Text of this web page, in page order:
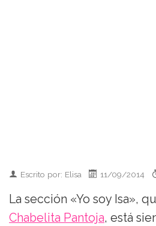
Escrito por: Elisa 11/09/2014
La sección «Yo soy Isa»,
Chabelita Pantoja, está